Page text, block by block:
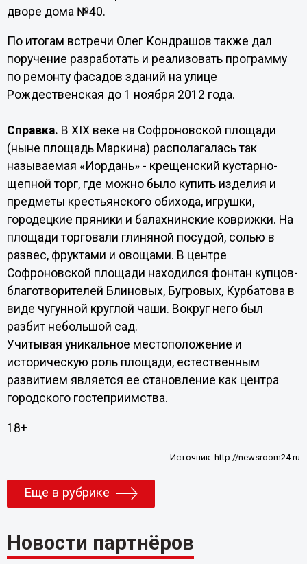
дворе дома №40.
По итогам встречи Олег Кондрашов также дал
поручение разработать и реализовать программу
по ремонту фасадов зданий на улице
Рождественская до 1 ноября 2012 года.
Справка. В XIX веке на Софроновской площади
(ныне площадь Маркина) располагалась так
называемая «Иордань» - крещенский кустарно-
щепной торг, где можно было купить изделия и
предметы крестьянского обихода, игрушки,
городецкие пряники и балахнинские коврижки. На
площади торговали глиняной посудой, солью в
развес, фруктами и овощами. В центре
Софроновской площади находился фонтан купцов-
благотворителей Блиновых, Бугровых, Курбатова в
виде чугунной круглой чаши. Вокруг него был
разбит небольшой сад.
Учитывая уникальное местоположение и
историческую роль площади, естественным
развитием является ее становление как центра
городского гостеприимства.
18+
Источник: http://newsroom24.ru
Еще в рубрике
Новости партнёров